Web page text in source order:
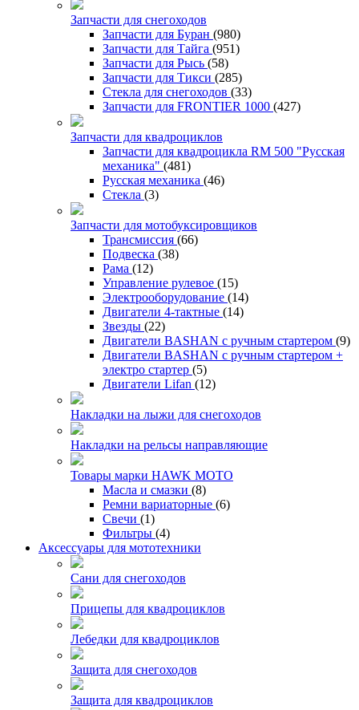
Запчасти для снегоходов
Запчасти для Буран (980)
Запчасти для Тайга (951)
Запчасти для Рысь (58)
Запчасти для Тикси (285)
Стекла для снегоходов (33)
Запчасти для FRONTIER 1000 (427)
Запчасти для квадроциклов
Запчасти для квадроцикла RM 500 "Русская
механика" (481)
Русская механика (46)
Стекла (3)
Запчасти для мотобуксировщиков
Трансмиссия (66)
Подвеска (38)
Рама (12)
Управление рулевое (15)
Электрооборудование (14)
Двигатели 4-тактные (14)
Звезды (22)
Двигатели BASHAN с ручным стартером (9)
Двигатели BASHAN с ручным стартером +
электро стартер (5)
Двигатели Lifan (12)
Накладки на лыжи для снегоходов
Накладки на рельсы направляющие
Товары марки HAWK MOTO
Масла и смазки (8)
Ремни вариаторные (6)
Свечи (1)
Фильтры (4)
Аксессуары для мототехники
Сани для снегоходов
Прицепы для квадроциклов
Лебедки для квадроциклов
Защита для снегоходов
Защита для квадроциклов